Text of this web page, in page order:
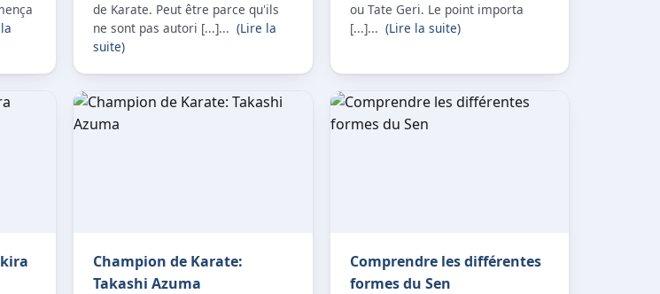
de Karate. Peut être parce qu'ils
ne sont pas autori [...]... (Lire la
suite)
ou Tate Geri. Le point importa
[...]... (Lire la suite)
Champion de Karate:
Takashi Azuma
Comprendre les différentes
formes du Sen